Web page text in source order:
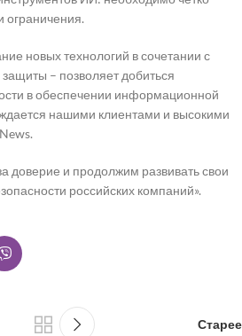
ограничения.
новых технологий в сочетании с
– позволяет добиться
в обеспечении информационной
нашими клиентами и высокими
доверие и продолжим развивать свои
российских компаний».
Старее